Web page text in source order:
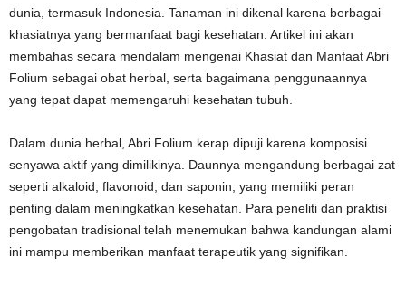
dunia, termasuk Indonesia. Tanaman ini dikenal karena berbagai
khasiatnya yang bermanfaat bagi kesehatan. Artikel ini akan
membahas secara mendalam mengenai Khasiat dan Manfaat Abri
Folium sebagai obat herbal, serta bagaimana penggunaannya
yang tepat dapat memengaruhi kesehatan tubuh.
Dalam dunia herbal, Abri Folium kerap dipuji karena komposisi
senyawa aktif yang dimilikinya. Daunnya mengandung berbagai zat
seperti alkaloid, flavonoid, dan saponin, yang memiliki peran
penting dalam meningkatkan kesehatan. Para peneliti dan praktisi
pengobatan tradisional telah menemukan bahwa kandungan alami
ini mampu memberikan manfaat terapeutik yang signifikan.